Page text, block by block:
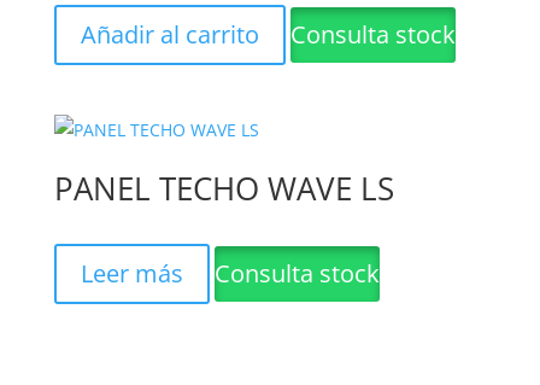
Añadir al carrito Consulta stock
PANEL TECHO WAVE LS
Leer más Consulta stock